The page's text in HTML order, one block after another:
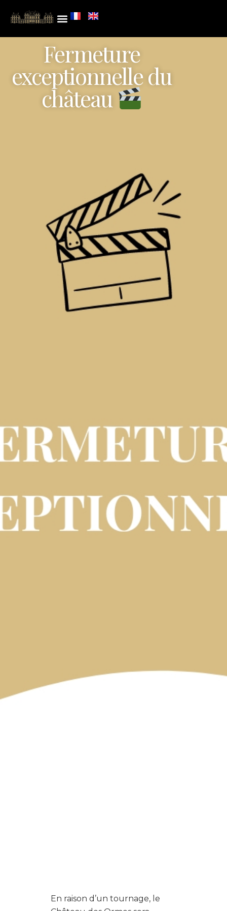
Fermeture
exceptionnelle du
château
En raison d’un tournage, le